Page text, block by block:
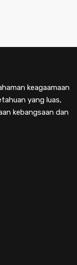
keagaamaan
yang luas,
kebangsaan dan